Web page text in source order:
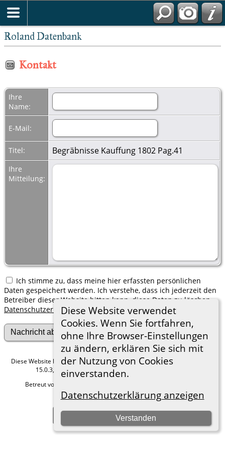
Roland Datenbank
Diese Website verwendet
Cookies. Wenn Sie fortfahren,
ohne Ihre Browser-Einstellungen
zu ändern, erklären Sie sich mit
der Nutzung von Cookies
einverstanden.
Datenschutzerklärung anzeigen
Verstanden
Kontakt
Ihre
Name:
E-Mail:
Titel: Begräbnisse Kauffung 1802 Pag.41
Ihre
Mitteilung:
Ich stimme zu, dass meine hier erfassten persönlichen
Daten gespeichert werden. Ich verstehe, dass ich jederzeit den
Betreiber dieser Website bitten kann, diese Daten zu löschen.
Datenschutzerklärung
Diese Website läuft mit The Next Generation of Genealogy Sitebuilding
15.0.3, programmiert von Darrin Lythgoe © 2001-2026.
Betreut von
Hier geht es zum Impressum
Zur Desktop-Webseite wechseln